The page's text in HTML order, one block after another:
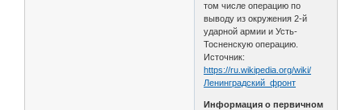
том числе операцию по
выводу из окружения 2-й
ударной армии и Усть-
Тосненскую операцию.
Источник:
https://ru.wikipedia.org/wiki/
Ленинградский_фронт
Информация о первичном